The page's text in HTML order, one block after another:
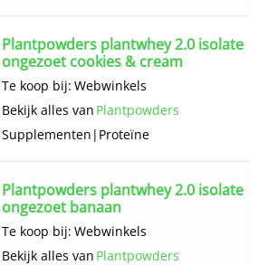
Plantpowders plantwhey 2.0 isolate
ongezoet cookies & cream
Te koop bij: Webwinkels
Bekijk alles van Plantpowders
Supplementen | Proteïne
Plantpowders plantwhey 2.0 isolate
ongezoet banaan
Te koop bij: Webwinkels
Bekijk alles van Plantpowders